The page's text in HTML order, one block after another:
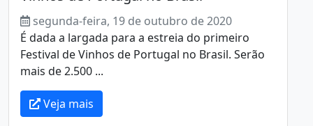
segunda-feira, 19 de outubro de 2020
É dada a largada para a estreia do primeiro
Festival de Vinhos de Portugal no Brasil. Serão
mais de 2.500 ...
Veja mais